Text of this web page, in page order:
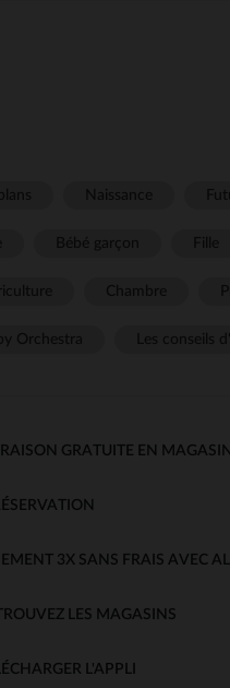
GRATUITE EN MAGASIN
3X SANS FRAIS AVEC
LES MAGASINS
L'APPLI